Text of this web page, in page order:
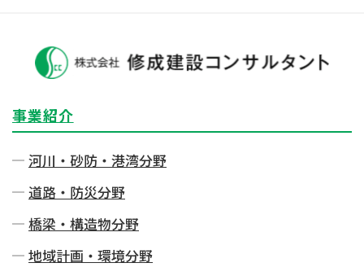
事業紹介
河川・砂防・港湾分野
道路・防災分野
橋梁・構造物分野
地域計画・環境分野